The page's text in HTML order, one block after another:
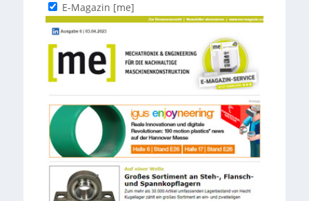
E-Magazin [me]